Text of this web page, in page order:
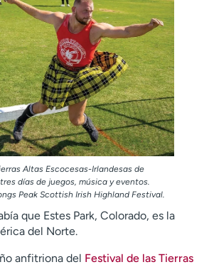
Altas Escocesas-Irlandesas de
días de juegos, música y eventos.
Peak Scottish Irish Highland Festival.
que Estes Park, Colorado, es la
del Norte.
anfitriona del Festival de las Tierras